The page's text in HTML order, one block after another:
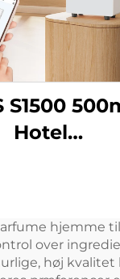
S1500
Hotel
Fragrance
hjemme
over
høj